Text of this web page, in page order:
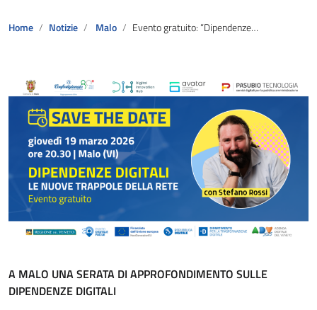
Home Notizie Malo Evento gratuito: “Dipendenze digitali – Le nuove trappole della rete”
A MALO UNA SERATA DI APPROFONDIMENTO SULLE
DIPENDENZE DIGITALI